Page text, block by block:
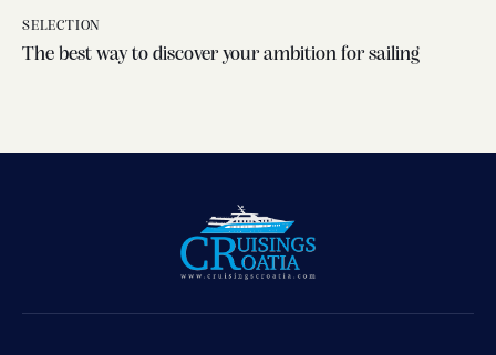
SELECTION
The best way to discover your ambition for sailing